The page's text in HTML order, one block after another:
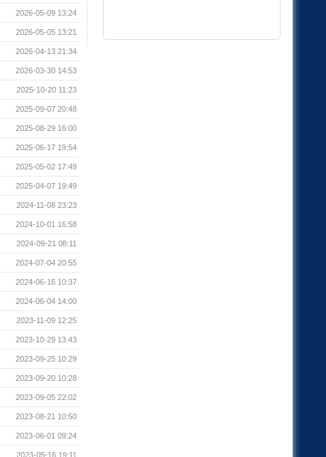
2026-05-09 13:24
2026-05-05 13:21
2026-04-13 21:34
2026-03-30 14:53
2025-10-20 11:23
2025-09-07 20:48
2025-08-29 16:00
2025-06-17 19:54
2025-05-02 17:49
2025-04-07 19:49
2024-11-08 23:23
2024-10-01 16:58
2024-09-21 08:11
2024-07-04 20:55
2024-06-16 10:37
2024-06-04 14:00
2023-11-09 12:25
2023-10-29 13:43
2023-09-25 10:29
2023-09-20 10:28
2023-09-05 22:02
2023-08-21 10:50
2023-06-01 09:24
2023-05-16 19:11